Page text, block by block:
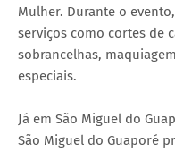
Mulher. Durante o
serviços como cortes de
sobrancelhas,
especiais.
Já em São Miguel do
São Miguel do Guaporé